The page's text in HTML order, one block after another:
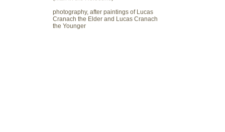
photography, after paintings of Lucas
Cranach the Elder and Lucas Cranach
the Younger